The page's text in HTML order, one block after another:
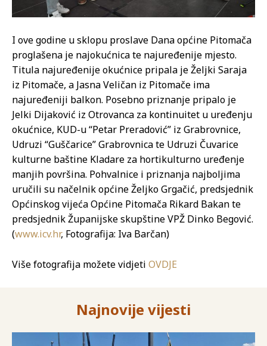
I ove godine u sklopu proslave Dana općine Pitomača
proglašena je najokućnica te najuređenije mjesto.
Titula najuređenije okućnice pripala je Željki Saraja
iz Pitomače, a Jasna Veličan iz Pitomače ima
najuređeniji balkon. Posebno priznanje pripalo je
Jelki Dijaković iz Otrovanca za kontinuitet u uređenju
okućnice, KUD-u “Petar Preradović” iz Grabrovnice,
Udruzi “Guščarice” Grabrovnica te Udruzi Čuvarice
kulturne baštine Kladare za hortikulturno uređenje
manjih površina. Pohvalnice i priznanja najboljima
uručili su načelnik općine Željko Grgačić, predsjednik
Općinskog vijeća Općine Pitomača Rikard Bakan te
predsjednik Županijske skupštine VPŽ Dinko Begović.
(www.icv.hr, Fotografija: Iva Barčan)
Više fotografija možete vidjeti OVDJE
Najnovije vijesti